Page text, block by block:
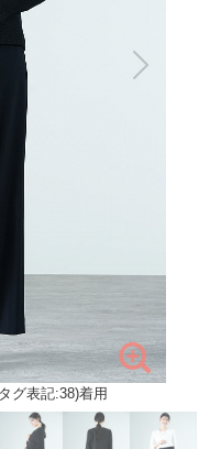
グ表記:38)着用